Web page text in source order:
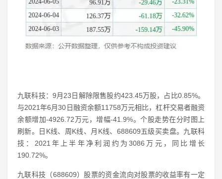
九联科技：9月23日解除限售股约423.45万股，占比0.85%。
与2021年6月30日融资余额11758万元相比，杠杆交易者融资
余额增加-4926.72万元，增幅-41.9%。个股走势在分时图上
刷新。日K线、周K线、月K线、688609五级买卖盘。九联科
技：2021年上半年净利润约为3086万元，同比增长
190.72%。
九联科技（688609）股票的资金流向对股票的收益率有一定